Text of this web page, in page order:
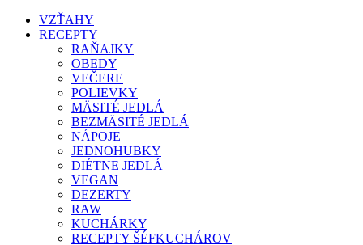
VZŤAHY
RECEPTY
RAŇAJKY
OBEDY
VEČERE
POLIEVKY
MÄSITÉ JEDLÁ
BEZMÄSITÉ JEDLÁ
NÁPOJE
JEDNOHUBKY
DIÉTNE JEDLÁ
VEGAN
DEZERTY
RAW
KUCHÁRKY
RECEPTY ŠÉFKUCHÁROV